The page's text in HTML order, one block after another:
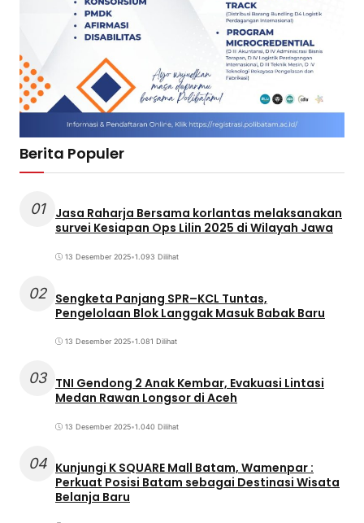
Berita Populer
01
Jasa Raharja Bersama korlantas melaksanakan
survei Kesiapan Ops Lilin 2025 di Wilayah Jawa
13 Desember 2025•1.093 Dilihat
02 Sengketa Panjang SPR–KCL Tuntas,
Pengelolaan Blok Langgak Masuk Babak Baru
13 Desember 2025•1.081 Dilihat
03 TNI Gendong 2 Anak Kembar, Evakuasi Lintasi
Medan Rawan Longsor di Aceh
13 Desember 2025•1.040 Dilihat
04 Kunjungi K SQUARE Mall Batam, Wamenpar :
Perkuat Posisi Batam sebagai Destinasi Wisata
Belanja Baru